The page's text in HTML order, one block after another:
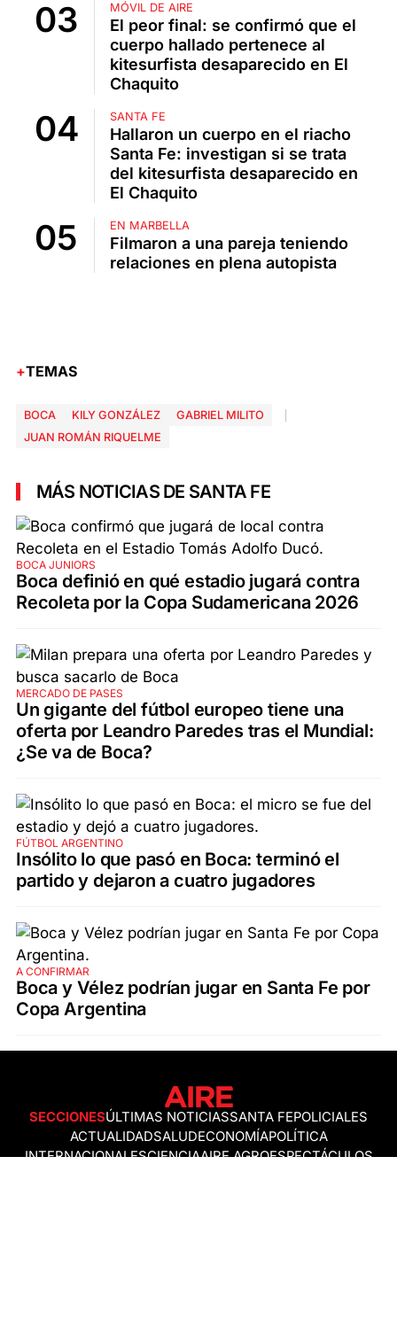
MÓVIL DE AIRE
El peor final: se confirmó que el
cuerpo hallado pertenece al
kitesurfista desaparecido en El
Chaquito
SANTA FE
Hallaron un cuerpo en el riacho
Santa Fe: investigan si se trata
del kitesurfista desaparecido en
El Chaquito
EN MARBELLA
Filmaron a una pareja teniendo
relaciones en plena autopista
TEMAS
BOCA KILY GONZÁLEZ
GABRIEL MILITO
JUAN ROMÁN RIQUELME
MÁS NOTICIAS DE SANTA FE
BOCA JUNIORS
Boca definió en qué estadio jugará contra
Recoleta por la Copa Sudamericana 2026
MERCADO DE PASES
Un gigante del fútbol europeo tiene una
oferta por Leandro Paredes tras el Mundial:
¿Se va de Boca?
FÚTBOL ARGENTINO
Insólito lo que pasó en Boca: terminó el
partido y dejaron a cuatro jugadores
A CONFIRMAR
Boca y Vélez podrían jugar en Santa Fe por
Copa Argentina
SECCIONESÚLTIMAS NOTICIASSANTA FEPOLICIALES
ACTUALIDADSALUDECONOMÍAPOLÍTICA
INTERNACIONALESCIENCIAAIRE AGROESPECTÁCULOS